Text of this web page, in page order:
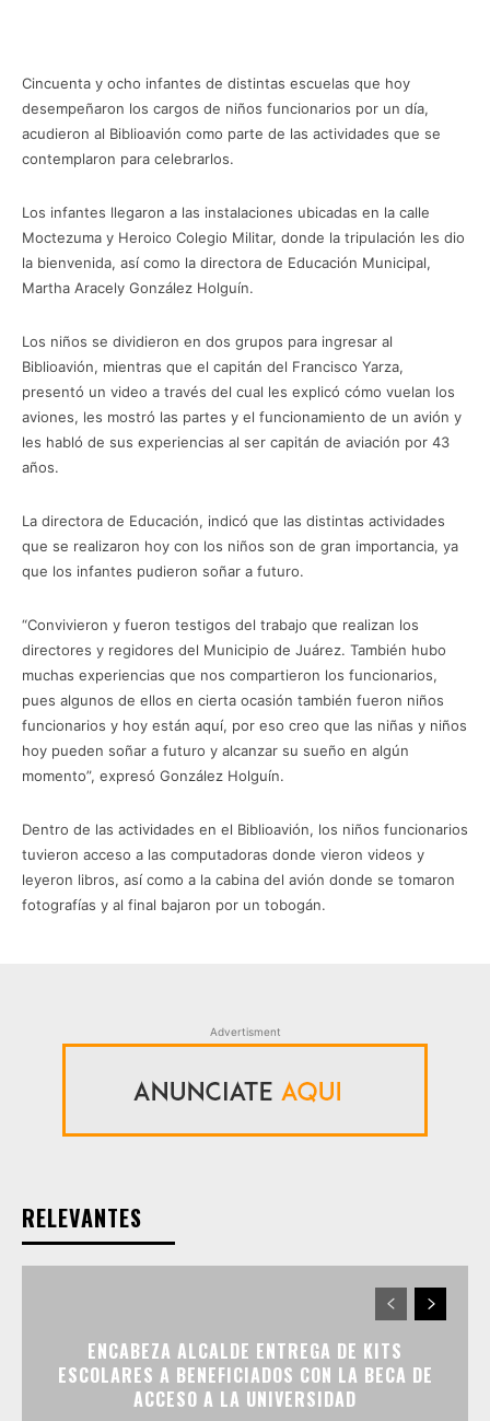
Cincuenta y ocho infantes de distintas escuelas que hoy
desempeñaron los cargos de niños funcionarios por un día,
acudieron al Biblioavión como parte de las actividades que se
contemplaron para celebrarlos.
Los infantes llegaron a las instalaciones ubicadas en la calle
Moctezuma y Heroico Colegio Militar, donde la tripulación les dio
la bienvenida, así como la directora de Educación Municipal,
Martha Aracely González Holguín.
Los niños se dividieron en dos grupos para ingresar al
Biblioavión, mientras que el capitán del Francisco Yarza,
presentó un video a través del cual les explicó cómo vuelan los
aviones, les mostró las partes y el funcionamiento de un avión y
les habló de sus experiencias al ser capitán de aviación por 43
años.
La directora de Educación, indicó que las distintas actividades
que se realizaron hoy con los niños son de gran importancia, ya
que los infantes pudieron soñar a futuro.
“Convivieron y fueron testigos del trabajo que realizan los
directores y regidores del Municipio de Juárez. También hubo
muchas experiencias que nos compartieron los funcionarios,
pues algunos de ellos en cierta ocasión también fueron niños
funcionarios y hoy están aquí, por eso creo que las niñas y niños
hoy pueden soñar a futuro y alcanzar su sueño en algún
momento”, expresó González Holguín.
Dentro de las actividades en el Biblioavión, los niños funcionarios
tuvieron acceso a las computadoras donde vieron videos y
leyeron libros, así como a la cabina del avión donde se tomaron
fotografías y al final bajaron por un tobogán.
Advertisment
RELEVANTES
ENCABEZA ALCALDE ENTREGA DE KITS
ESCOLARES A BENEFICIADOS CON LA BECA DE
ACCESO A LA UNIVERSIDAD